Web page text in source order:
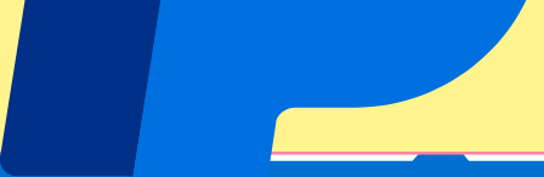
Informations sur l'événement